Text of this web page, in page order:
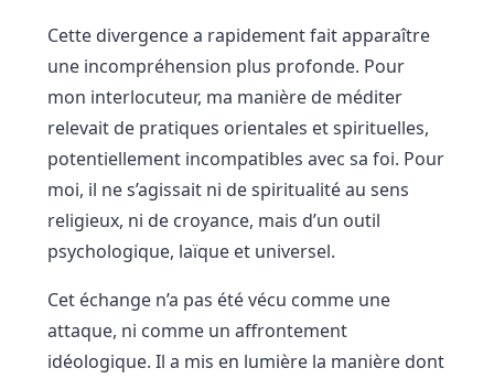
Cette divergence a rapidement fait apparaître
une incompréhension plus profonde. Pour
mon interlocuteur, ma manière de méditer
relevait de pratiques orientales et spirituelles,
potentiellement incompatibles avec sa foi. Pour
moi, il ne s’agissait ni de spiritualité au sens
religieux, ni de croyance, mais d’un outil
psychologique, laïque et universel.
Cet échange n’a pas été vécu comme une
attaque, ni comme un affrontement
idéologique. Il a mis en lumière la manière dont